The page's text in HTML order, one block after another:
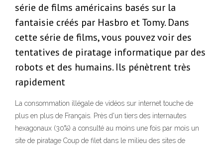
série de films américains basés sur la
fantaisie créés par Hasbro et Tomy. Dans
cette série de films, vous pouvez voir des
tentatives de piratage informatique par des
robots et des humains. Ils pénètrent très
rapidement
La consommation illégale de vidéos sur internet touche de
plus en plus de Français. Près d'un tiers des internautes
hexagonaux (30%) a consulté au moins une fois par mois un
site de piratage Coup de filet dans le milieu des sites de